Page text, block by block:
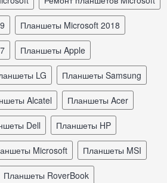
планшеты Microsoft 2018
планшеты Apple
LG планшеты Samsung
Alcatel планшеты Acer
Dell планшеты HP
Microsoft планшеты MSI
планшеты RoverBook